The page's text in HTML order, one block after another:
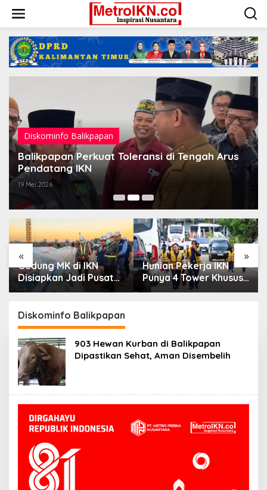
konten
Diskominfo Balikpapan
Balikpapan Perkuat Toleransi di Tengah Arus
Pendatang IKN
19 Mei 2026
« »
Gedung MK di IKN
Disiapkan Jadi Pusat
Peradilan Konstitusi,
Capai 12,41 Persen
Hunian Pekerja IKN
Punya 4 Tower Khusus
Perempuan,
Diskominfo Balikpapan
903 Hewan Kurban di Balikpapan
Dipastikan Sehat, Aman Disembelih